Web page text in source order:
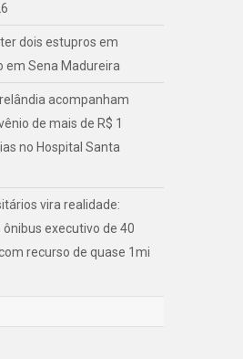
dois estupros em
em Sena Madureira
acompanham
de mais de R$ 1
no Hospital Santa
vira realidade:
executivo de 40
recurso de quase 1mi